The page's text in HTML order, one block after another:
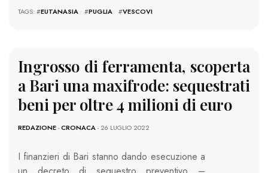
TAGS: #EUTANASIA #PUGLIA #VESCOVI
Ingrosso di ferramenta, scoperta
a Bari una maxifrode: sequestrati
beni per oltre 4 milioni di euro
REDAZIONE-CRONACA- 26 LUGLIO 2022
I finanzieri di Bari stanno dando esecuzione a